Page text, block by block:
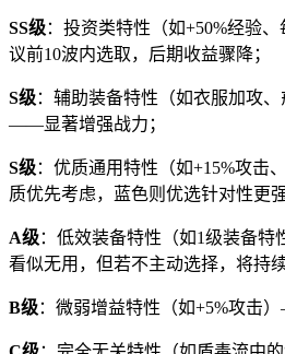
SS级：投资类特性（如+50%经验
议前10波内选取，后期收益骤降；
S级：辅助装备特性（如衣服加攻、
——显著增强战力；
S级：优质通用特性（如+15%攻
质优先考虑，蓝色则优选针对性更
A级：低效装备特性（如1级装备
看似无用，但若不主动选择，将持
B级：微弱增益特性（如+5%攻击